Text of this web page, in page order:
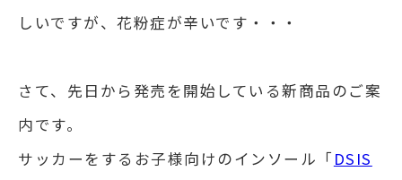
しいですが、花粉症が辛いです・・・
さて、先日から発売を開始している新商品のご案
内です。
サッカーをするお子様向けのインソール「 DSIS